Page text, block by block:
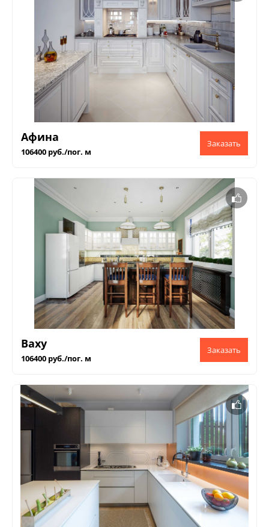
Афина
106400 руб./пог. м
Ваху
106400 руб./пог. м